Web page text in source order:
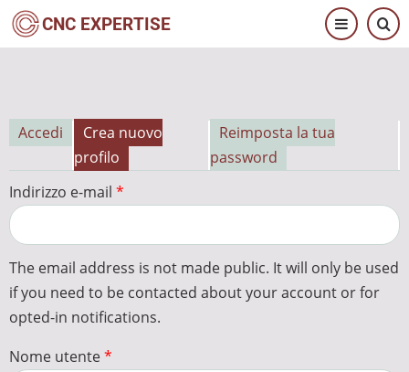
Salta
CNC EXPERTISE
Schede
primarie
Accedi
Crea nuovo
profilo
Reimposta la tua
password
Indirizzo e-mail
The email address is not made public. It will only be used
if you need to be contacted about your account or for
opted-in notifications.
Nome utente